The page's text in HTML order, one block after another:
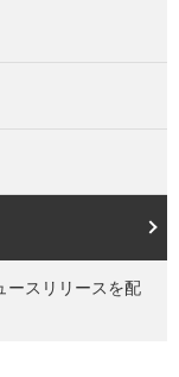
ースリリースを配